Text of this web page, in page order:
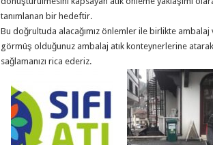
tanımlanan bir hedeftir.
Bu doğrultuda alacağımız önlemler ile birlikte ambalaj
görmüş olduğunuz ambalaj atık konteynerlerine
sağlamanızı rica ederiz.